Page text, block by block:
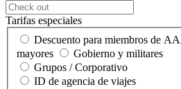
Tarifas especiales
Descuento para miembros de
mayores
Gobierno y militares
Grupos / Corporativo
ID de agencia de viajes